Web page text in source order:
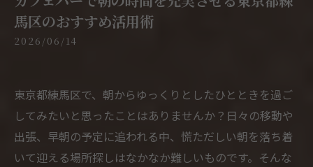
馬区のおすすめ活用術
2026/06/14
東京都練馬区で、朝からゆっくりとしたひとときを過ご
してみたいと思ったことはありませんか？日々の移動や
出張、早朝の予定に追われる中、慌ただしい朝を落ち着
いて迎える場所探しはなかなか難しいものです。そんな